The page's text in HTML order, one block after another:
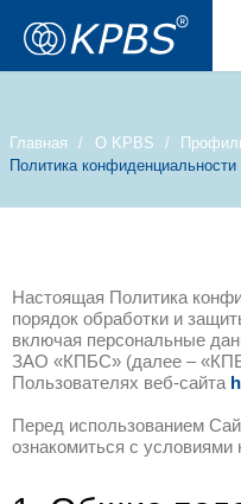
Главная О KPBS
Настоящая